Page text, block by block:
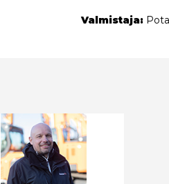
Valmistaja: